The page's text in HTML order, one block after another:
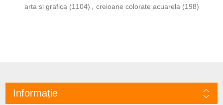
arta si grafica (1104) , creioane colorate acuarela (198)
Informație